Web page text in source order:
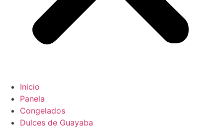
Inicio
Panela
Congelados
Dulces de Guayaba